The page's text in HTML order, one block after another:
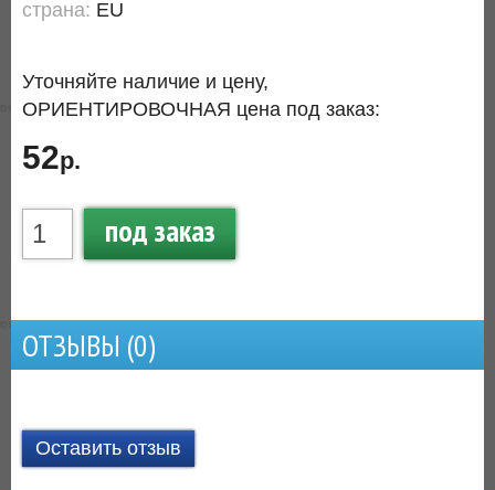
страна: EU
Уточняйте наличие и цену,
ОРИЕНТИРОВОЧНАЯ цена под заказ:
52р.
под заказ
ОТЗЫВЫ (0)
Оставить отзыв